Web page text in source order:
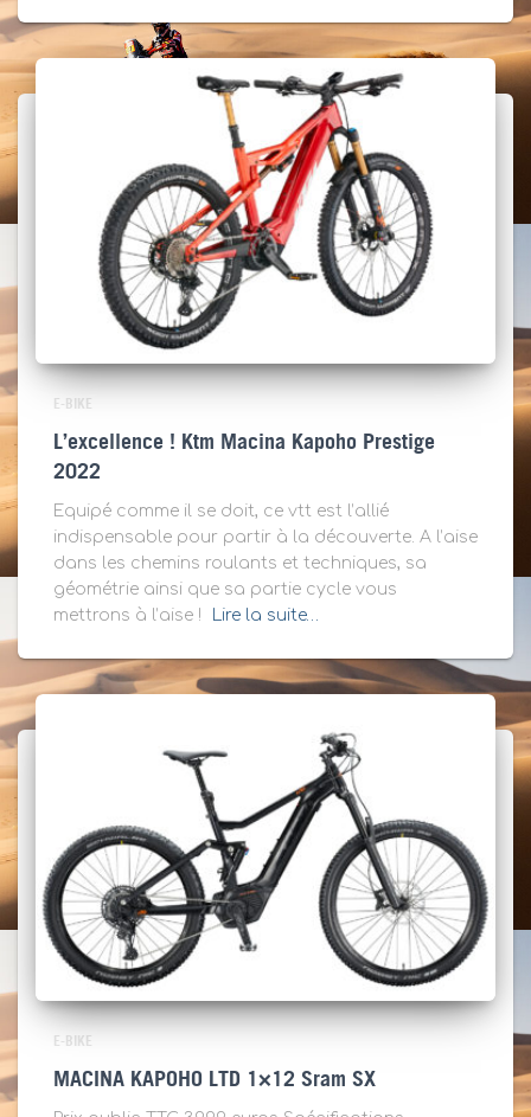
E-BIKE
L’excellence ! Ktm Macina Kapoho Prestige
2022
Equipé comme il se doit, ce vtt est l’allié
indispensable pour partir à la découverte. A l’aise
dans les chemins roulants et techniques, sa
géométrie ainsi que sa partie cycle vous
mettrons à l’aise !
Lire la suite…
E-BIKE
MACINA KAPOHO LTD 1×12 Sram SX